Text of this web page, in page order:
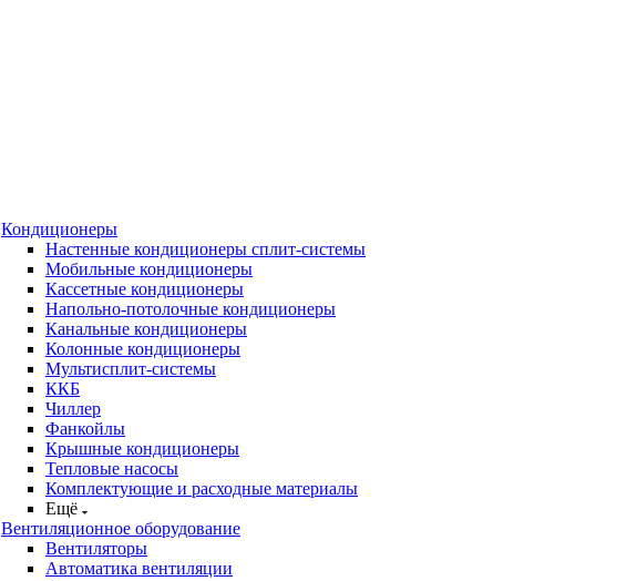
Кондиционеры
Настенные кондиционеры сплит-системы
Мобильные кондиционеры
Кассетные кондиционеры
Напольно-потолочные кондиционеры
Канальные кондиционеры
Колонные кондиционеры
Мультисплит-системы
ККБ
Чиллер
Фанкойлы
Крышные кондиционеры
Тепловые насосы
Комплектующие и расходные материалы
Ещё
Вентиляционное оборудование
Вентиляторы
Автоматика вентиляции